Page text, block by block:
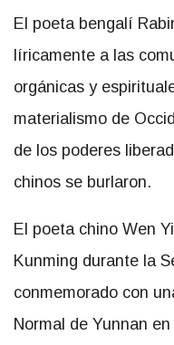
El poeta bengalí
líricamente a las
orgánicas y
materialismo de
de los poderes
chinos se burlaron.
El poeta chino Wen
Kunming durante la
conmemorado con
Normal de Yunnan